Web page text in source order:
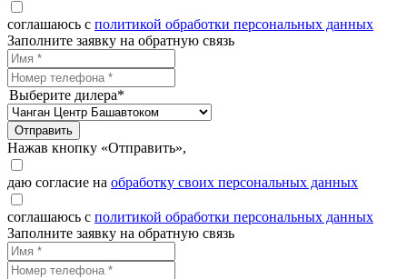
соглашаюсь с политикой обработки персональных данных
Заполните заявку на обратную связь
Выберите дилера*
Отправить
Нажав кнопку «Отправить»,
даю согласие на обработку своих персональных данных
соглашаюсь с политикой обработки персональных данных
Заполните заявку на обратную связь